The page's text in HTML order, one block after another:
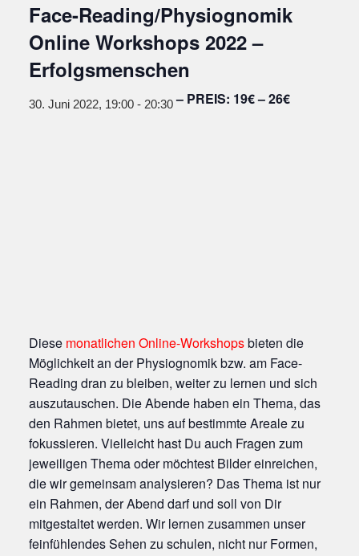
Face-Reading/Physiognomik
Online Workshops 2022 –
Erfolgsmenschen
30. Juni 2022, 19:00 - 20:30 19€ – 26€
Diese monatlichen Online-Workshopsbieten die
Möglichkeit an der Physiognomik bzw. am Face-
Reading dran zu bleiben, weiter zu lernen und sich
auszutauschen. Die Abende haben ein Thema, das
den Rahmen bietet, uns auf bestimmte Areale zu
fokussieren. Vielleicht hast Du auch Fragen zum
jeweiligen Thema oder möchtest Bilder einreichen,
die wir gemeinsam analysieren? Das Thema ist nur
ein Rahmen, der Abend darf und soll von Dir
mitgestaltet werden. Wir lernen zusammen unser
feinfühlendes Sehen zu schulen, nicht nur Formen,